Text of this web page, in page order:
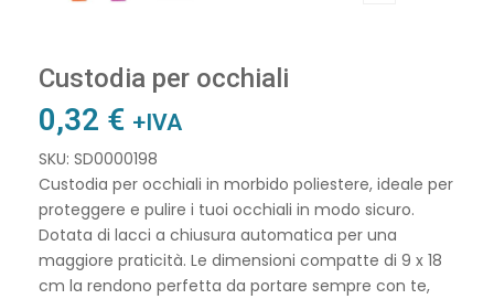
Custodia per occhiali
0,32 € +IVA
SKU: SD0000198
Custodia per occhiali in morbido poliestere, ideale per
proteggere e pulire i tuoi occhiali in modo sicuro.
Dotata di lacci a chiusura automatica per una
maggiore praticità. Le dimensioni compatte di 9 x 18
cm la rendono perfetta da portare sempre con te,